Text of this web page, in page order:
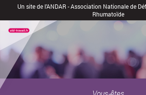
Un site de l’ANDAR - Association Nationale de
Rhumatoïde